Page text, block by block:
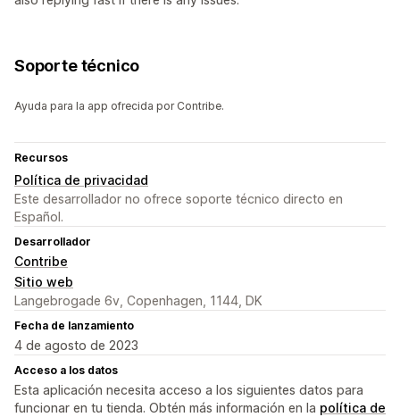
Soporte técnico
Ayuda para la app ofrecida por Contribe.
Recursos
Política de privacidad
Este desarrollador no ofrece soporte técnico directo en
Español.
Desarrollador
Contribe
Sitio web
Langebrogade 6v, Copenhagen, 1144, DK
Fecha de lanzamiento
4 de agosto de 2023
Acceso a los datos
Esta aplicación necesita acceso a los siguientes datos para
funcionar en tu tienda. Obtén más información en la política de